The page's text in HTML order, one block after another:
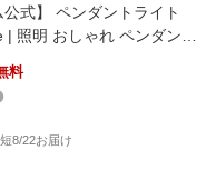
公式】 ペンダントライト
| 照明 おしゃれ ペンダント
ームライト 北欧 ナチュラ
国インテリア モダン リビ
暮らし かわいい インテリ
ラス カフェ
料
8/22お届け